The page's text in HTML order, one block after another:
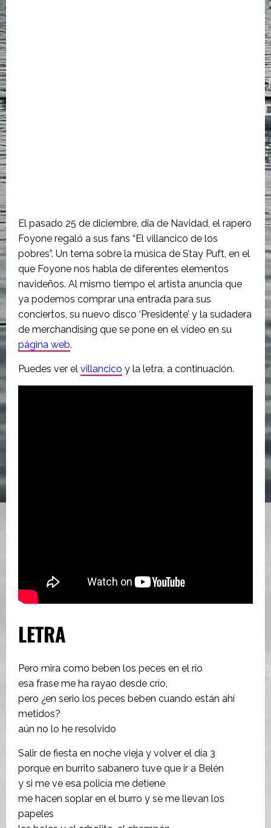
El pasado 25 de diciembre, día de Navidad, el rapero
Foyone regaló a sus fans “El villancico de los
pobres”. Un tema sobre la música de Stay Puft, en el
que Foyone nos habla de diferentes elementos
navideños. Al mismo tiempo el artista anuncia que
ya podemos comprar una entrada para sus
conciertos, su nuevo disco ‘Presidente’ y la sudadera
de merchandising que se pone en el vídeo en su
página web.
Puedes ver el villancico y la letra, a continuación.
LETRA
Pero mira como beben los peces en el río
esa frase me ha rayao desde crío,
pero ¿en serio los peces beben cuando están ahí
metidos?
aún no lo he resolvido
Salir de fiesta en noche vieja y volver el día 3
porque en burrito sabanero tuve que ir a Belén
y si me ve esa policía me detiene
me hacen soplar en el burro y se me llevan los
papeles